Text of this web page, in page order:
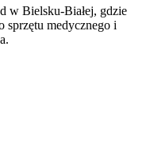
w Bielsku-Białej, gdzie
sprzętu medycznego i